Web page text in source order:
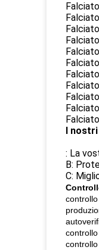
I
: La
B:
C: